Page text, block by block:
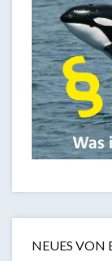
NEUES VON